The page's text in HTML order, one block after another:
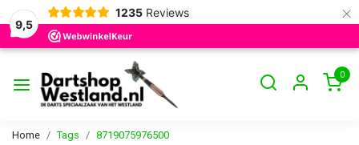
9,5
1235 Reviews ×
0
Home Tags 8719075976500